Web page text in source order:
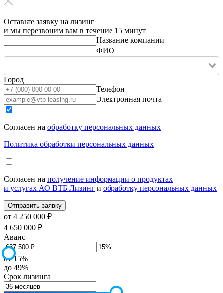
Оставьте заявку на лизинг
и мы перезвоним вам в течение 15 минут
Название компании
ФИО
Город
Телефон
Электронная почта
Согласен на обработку персональных данных
Политика обработки персональных данных
Согласен на получение информации о продуктах
и услугах АО ВТБ Лизинг и обработку персональных данных
от 4 250 000 ₽
4 650 000 ₽
Аванс
от 15%
до 49%
Срок лизинга